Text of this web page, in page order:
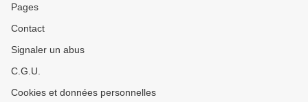
Pages
Contact
Signaler un abus
C.G.U.
Cookies et données personnelles